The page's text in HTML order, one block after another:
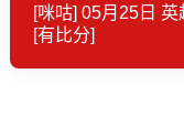
[咪咕] 05月25日
[有比分]